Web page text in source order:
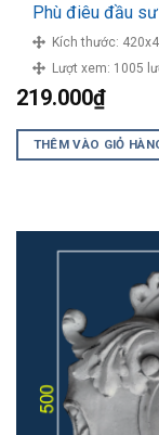
Phù điêu đầu
Kích thước:
Lượt xem: 1005
219.000₫
THÊM VÀO GIỎ